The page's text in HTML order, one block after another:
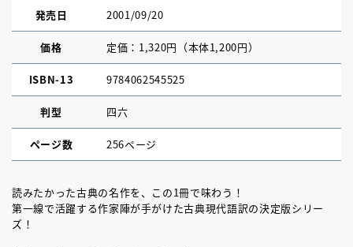
発売日 2001/09/20
価格 定価：1,320円（本体1,200円）
ISBN-13 9784062545525
判型 四六
ページ数 256ページ
読みたかった古典の名作を、この1冊で味わう！
第一線で活躍する作家陣が手がけた古典現代語訳の決定版シリー
ズ！